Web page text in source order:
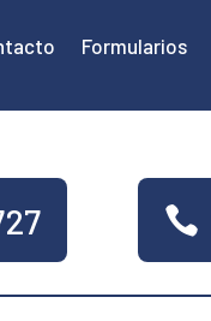
Formularios